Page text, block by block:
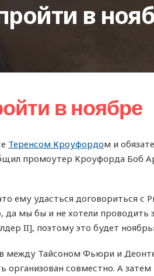
в
в ноябре
Теренсом Кроуфордом и
промоутер Кроуфорда Боб
ему удасться договориться с
мы бы и не хотели проводить
II], поэтому это будет
между Тайсоном Фьюри и
совместно. А